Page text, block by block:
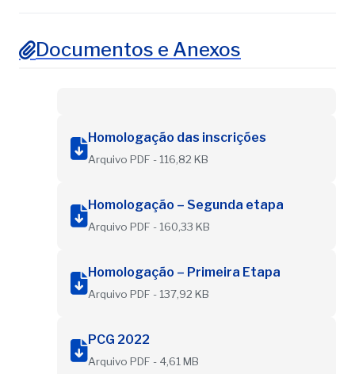
Documentos e Anexos
Homologação das inscrições
Arquivo PDF - 116,82 KB
Homologação – Segunda etapa
Arquivo PDF - 160,33 KB
Homologação – Primeira Etapa
Arquivo PDF - 137,92 KB
PCG 2022
Arquivo PDF - 4,61 MB